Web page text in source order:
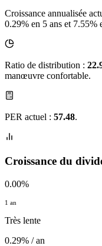
Croissance annualisée
0.29% en 5 ans et 7.55%
Ratio de distribution :
manœuvre confortable.
PER actuel : 57.48.
Croissance du
0.00%
1 an
Très lente
0.29% / an